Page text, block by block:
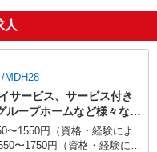
人
MDH28
サービス、サービス付き
ループホームなど様々な勤
〜1550円（資格・経験によ
〜1750円（資格・経験によ